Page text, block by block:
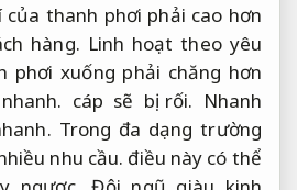
của thanh phơi phải cao hơn
hàng. Linh hoạt theo yêu
phơi xuống phải chăng hơn
cáp sẽ bị rối. Nhanh
Trong đa dạng trường
nhu cầu. điều này có thể